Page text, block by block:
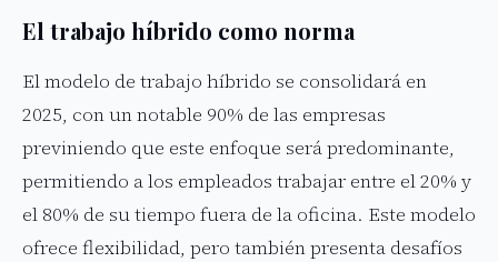
El trabajo híbrido como norma
El modelo de trabajo híbrido se consolidará en
2025, con un notable 90% de las empresas
previniendo que este enfoque será predominante,
permitiendo a los empleados trabajar entre el 20% y
el 80% de su tiempo fuera de la oficina. Este modelo
ofrece flexibilidad, pero también presenta desafíos